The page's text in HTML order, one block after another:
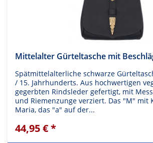
Mittelalter Gürteltasche mit
Spätmittelalterliche schwarze
/ 15. Jahrhunderts. Aus hochwertigen
gegerbten Rindsleder gefertigt, mit
und Riemenzunge verziert. Das "M" mit
Maria, das "a" auf der...
44,95 € *